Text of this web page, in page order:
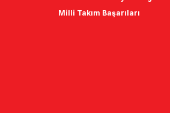
Milli Takım Başarıları